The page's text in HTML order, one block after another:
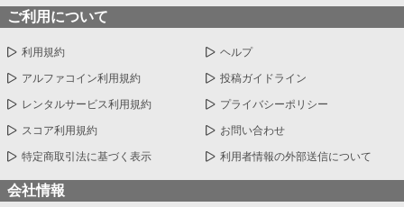
ご利用について
利用規約 ヘルプ
アルファコイン利用規約 投稿ガイドライン
レンタルサービス利用規約 プライバシーポリシー
スコア利用規約 お問い合わせ
特定商取引法に基づく表示 利用者情報の外部送信について
会社情報